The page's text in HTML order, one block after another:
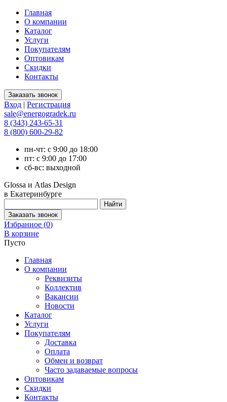
Главная
О компании
Каталог
Услуги
Покупателям
Оптовикам
Скидки
Контакты
Вход | Регистрация
sale@energogradek.ru
8 (343) 243-65-31
8 (800) 600-29-82
пн-чт: с 9:00 до 18:00
пт: с 9:00 до 17:00
сб-вс: выходной
Glossa и Atlas Design
в Екатеринбурге
Избранное (0)
В корзине
Пусто
Главная
О компании
Реквизиты
Коллектив
Вакансии
Новости
Каталог
Услуги
Покупателям
Доставка
Оплата
Обмен и возврат
Часто задаваемые вопросы
Оптовикам
Скидки
Контакты